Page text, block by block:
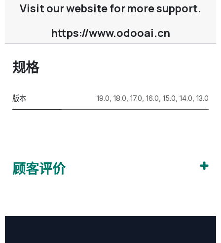
Visit our website for more support.
https://www.odooai.cn
规格
版本 19.0 18.0 17.0 16.0 15.0 14.0 13.0
顾客评价